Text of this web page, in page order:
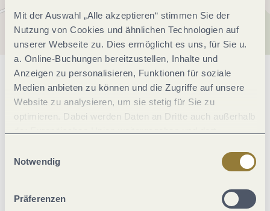
Mit der Auswahl „Alle akzeptieren“ stimmen Sie der
Nutzung von Cookies und ähnlichen Technologien auf
unserer Webseite zu. Dies ermöglicht es uns, für Sie u.
a. Online-Buchungen bereitzustellen, Inhalte und
Anzeigen zu personalisieren, Funktionen für soziale
Medien anbieten zu können und die Zugriffe auf unsere
Website zu analysieren, um sie stetig für Sie zu
optimieren. Dabei werden Daten an Dritte auch außerhalb
jederzeit widerrufen werden. Mit der Auswahl "Alle
ablehnen" kann es zu Beeinträchtigungen in der Nutzung
Notwendig
Präferenzen
Allgemeine Informationen
Einrichtungen Betrieb
Zahlungsarten
Hygiene und Desinfektion